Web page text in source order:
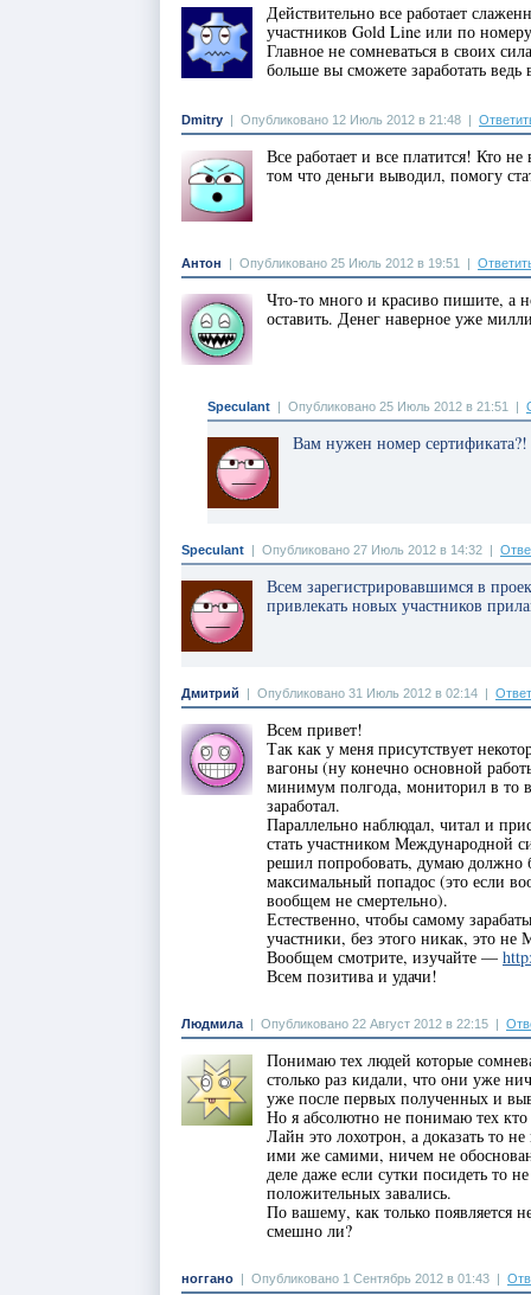
Действительно все работает
участников Gold Line или по
Главное не сомневаться в своих
больше вы сможете заработать
Dmitry Опубликовано 12 Июль 2012 в 21:48
Все работает и все платится! Кто
том что деньги выводил, помогу
Антон Опубликовано 25 Июль 2012 в 19:51
Что-то много и красиво пишите, а
оставить. Денег наверное уже
Speculant Опубликовано 25 Июль 2012 в 21:51
Вам нужен номер
Speculant Опубликовано 27 Июль 2012 в 14:32
Всем зарегистрировавшимся в
привлекать новых участников
Дмитрий Опубликовано 31 Июль 2012 в 02:14
Всем привет!
Так как у меня присутствует
вагоны (ну конечно основной
минимум полгода, мониторил в то
заработал.
Параллельно наблюдал, читал и
стать участником Международной
решил попробовать, думаю должно
максимальный попадос (это если
вообщем не смертельно).
Естественно, чтобы самому
участники, без этого никак, это
Вообщем смотрите, изучайте —
Всем позитива и удачи!
Людмила Опубликовано 22 Август 2012 в 22:15
Понимаю тех людей которые
столько раз кидали, что они уже
уже после первых полученных и
Но я абсолютно не понимаю тех кто
Лайн это лохотрон, а доказать то
ими же самими, ничем не
деле даже если сутки посидеть
положительных завались.
По вашему, как только появляется
смешно ли?
ноггано Опубликовано 1 Сентябрь 2012 в 01:43